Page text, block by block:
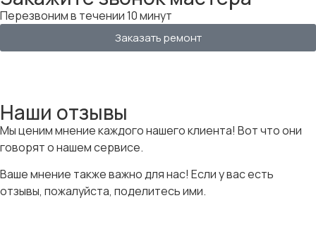
Перезвоним в течении 10 минут
Заказать ремонт
Наши отзывы
Мы ценим мнение каждого нашего клиента! Вот что они
говорят о нашем сервисе.
Ваше мнение также важно для нас! Если у вас есть
отзывы, пожалуйста, поделитесь ими.